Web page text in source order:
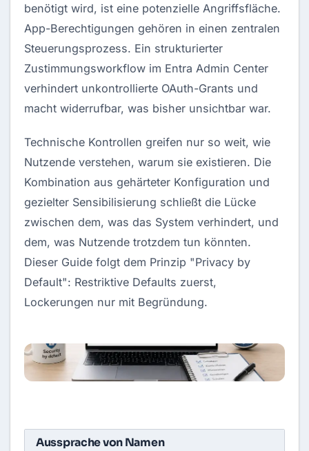
benötigt wird, ist eine potenzielle Angriffsfläche.
App-Berechtigungen gehören in einen zentralen
Steuerungsprozess. Ein strukturierter
Zustimmungsworkflow im Entra Admin Center
verhindert unkontrollierte OAuth-Grants und
macht widerrufbar, was bisher unsichtbar war.
Technische Kontrollen greifen nur so weit, wie
Nutzende verstehen, warum sie existieren. Die
Kombination aus gehärteter Konfiguration und
gezielter Sensibilisierung schließt die Lücke
zwischen dem, was das System verhindert, und
dem, was Nutzende trotzdem tun könnten.
Dieser Guide folgt dem Prinzip "Privacy by
Default": Restriktive Defaults zuerst,
Lockerungen nur mit Begründung.
Aussprache von Namen